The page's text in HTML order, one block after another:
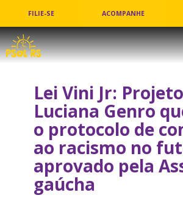
FILIE-SE ACOMPANHE
Lei Vini Jr:
Luciana Genro
o protocolo de
ao racismo no
aprovado pela
gaúcha